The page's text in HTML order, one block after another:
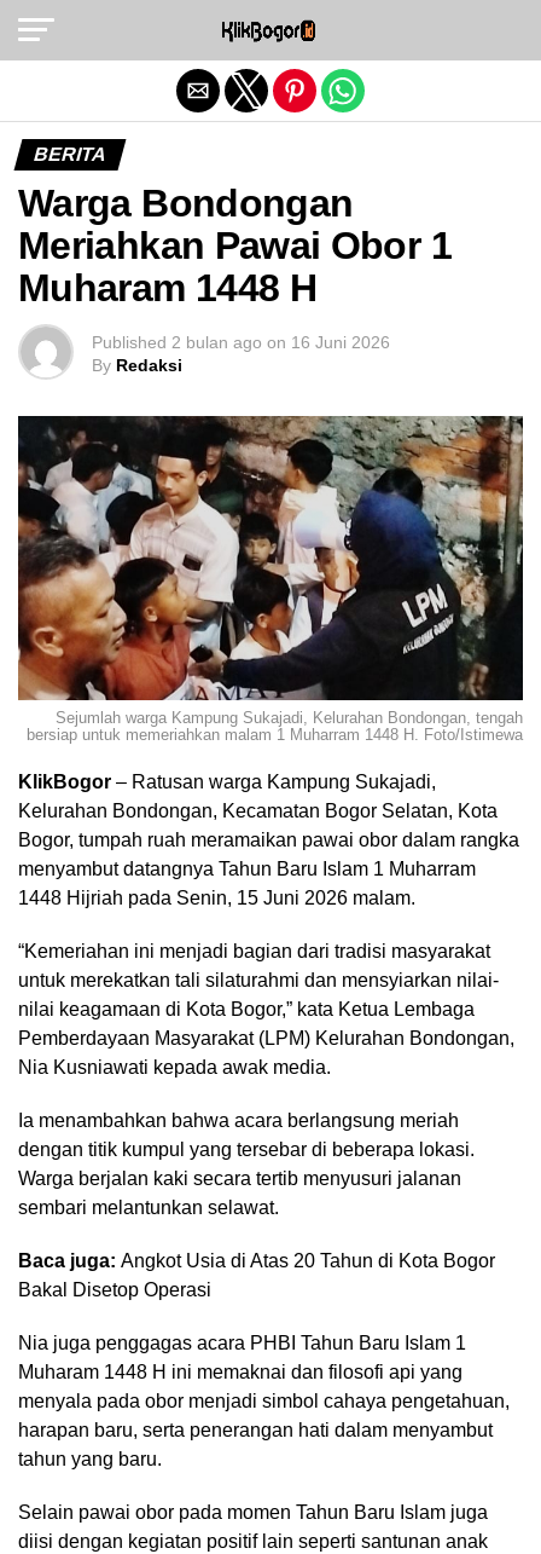
BERITA
Warga Bondongan
Meriahkan Pawai Obor 1
Muharam 1448 H
Published 2 bulan ago on 16 Juni 2026
By Redaksi
Sejumlah warga Kampung Sukajadi, Kelurahan Bondongan, tengah
bersiap untuk memeriahkan malam 1 Muharram 1448 H. Foto/Istimewa
KlikBogor – Ratusan warga Kampung Sukajadi,
Kelurahan Bondongan, Kecamatan Bogor Selatan, Kota
Bogor, tumpah ruah meramaikan pawai obor dalam rangka
menyambut datangnya Tahun Baru Islam 1 Muharram
1448 Hijriah pada Senin, 15 Juni 2026 malam.
“Kemeriahan ini menjadi bagian dari tradisi masyarakat
untuk merekatkan tali silaturahmi dan mensyiarkan nilai-
nilai keagamaan di Kota Bogor,” kata Ketua Lembaga
Pemberdayaan Masyarakat (LPM) Kelurahan Bondongan,
Nia Kusniawati kepada awak media.
Ia menambahkan bahwa acara berlangsung meriah
dengan titik kumpul yang tersebar di beberapa lokasi.
Warga berjalan kaki secara tertib menyusuri jalanan
sembari melantunkan selawat.
Baca juga: Angkot Usia di Atas 20 Tahun di Kota Bogor
Bakal Disetop Operasi
Nia juga penggagas acara PHBI Tahun Baru Islam 1
Muharam 1448 H ini memaknai dan filosofi api yang
menyala pada obor menjadi simbol cahaya pengetahuan,
harapan baru, serta penerangan hati dalam menyambut
tahun yang baru.
Selain pawai obor pada momen Tahun Baru Islam juga
diisi dengan kegiatan positif lain seperti santunan anak
Exit mobile version